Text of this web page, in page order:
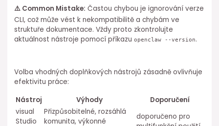
⚠️ Common Mistake: Častou chybou je ignorování verze
CLI, což může vést k nekompatibilitě a chybám ve
struktuře dokumentace. Vždy proto zkontrolujte⁤
aktuálnost nástroje pomocí příkazuopenclaw --version.
Volba vhodných doplňkových nástrojů zásadně ovlivňuje⁢
efektivitu práce:
Nástroj
Výhody
Doporučení
visual
Studio
Přizpůsobitelné, rozsáhlá
komunita, výkonné
doporučeno pro